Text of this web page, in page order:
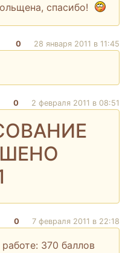
спасибо!
0 28 января 2011 в 11:45
0 2 февраля 2011 в 08:51
0 7 февраля 2011 в 22:18
370 баллов